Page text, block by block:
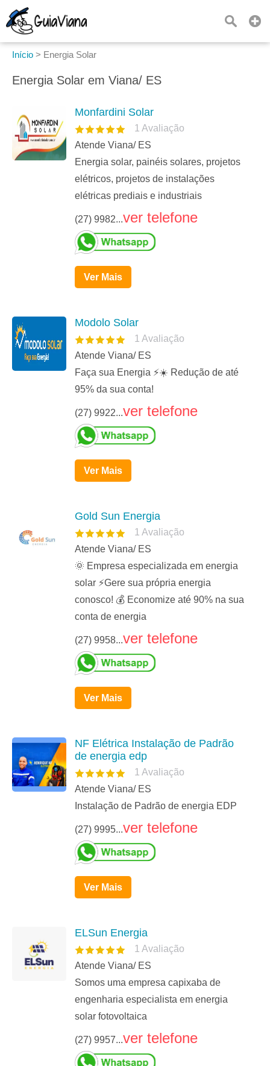
Início > Energia Solar
Energia Solar em Viana/ ES
Monfardini Solar
1 Avaliação
Atende Viana/ ES
Energia solar, painéis solares, projetos
elétricos, projetos de instalações
elétricas prediais e industriais
(27) 9982...ver telefone
Ver Mais
Modolo Solar
1 Avaliação
Atende Viana/ ES
Faça sua Energia ⚡☀️ Redução de até
95% da sua conta!
(27) 9922...ver telefone
Ver Mais
Gold Sun Energia
1 Avaliação
Atende Viana/ ES
🌞 Empresa especializada em energia
solar ⚡️Gere sua própria energia
conosco! 💰 Economize até 90% na sua
conta de energia
(27) 9958...ver telefone
Ver Mais
NF Elétrica Instalação de Padrão
de energia edp
1 Avaliação
Atende Viana/ ES
Instalação de Padrão de energia EDP
(27) 9995...ver telefone
Ver Mais
ELSun Energia
1 Avaliação
Atende Viana/ ES
Somos uma empresa capixaba de
engenharia especialista em energia
solar fotovoltaica
(27) 9957...ver telefone